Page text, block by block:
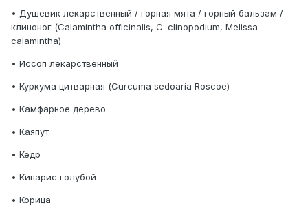
• Душевик лекарственный / горная мята / горный бальзам /
клиноног (Calamintha officinalis, С. clinopodium, Melissa
calamintha)
• Иссоп лекарственный
• Куркума цитварная (Curcuma sedoaria Roscoe)
• Камфарное дерево
• Каяпут
• Кедр
• Кипарис голубой
• Корица